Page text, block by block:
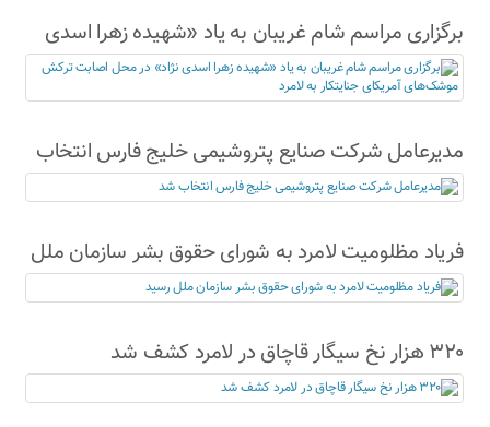
برگزاری مراسم شام غریبان به یاد «شهیده زهرا اسدی
نژاد» در محل اصابت ترکش موشک‌های آمریکای
جنایتکار به لامرد
مدیرعامل شرکت صنایع پتروشیمی خلیج فارس انتخاب
شد
فریاد مظلومیت لامرد به شورای حقوق بشر سازمان ملل
رسید
۳۲۰ هزار نخ سیگار قاچاق در لامرد کشف شد